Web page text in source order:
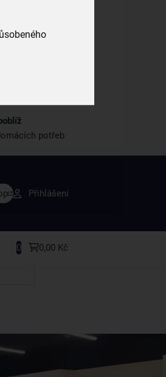
potřeb
Přihlášení
0 0,00 Kč